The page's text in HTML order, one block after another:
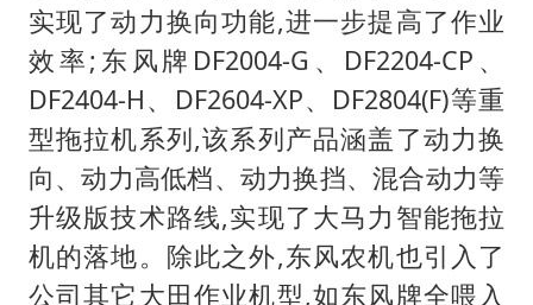
实现了动力换向功能,进一步提高了作业
效率;东风牌DF2004-G、DF2204-CP、
DF2404-H、DF2604-XP、DF2804(F)等重
型拖拉机系列,该系列产品涵盖了动力换
向、动力高低档、动力换挡、混合动力等
升级版技术路线,实现了大马力智能拖拉
机的落地。除此之外,东风农机也引入了
公司其它大田作业机型,如东风牌全喂入